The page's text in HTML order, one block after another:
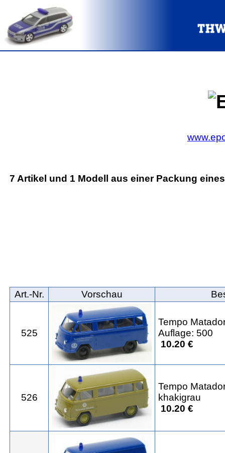
7 Artikel und 1 Modell aus einer Packung
Art.‑Nr. Vorschau
525
Tempo
Auflage: 500
10.20 €
526
Tempo
khakigrau
10.20 €